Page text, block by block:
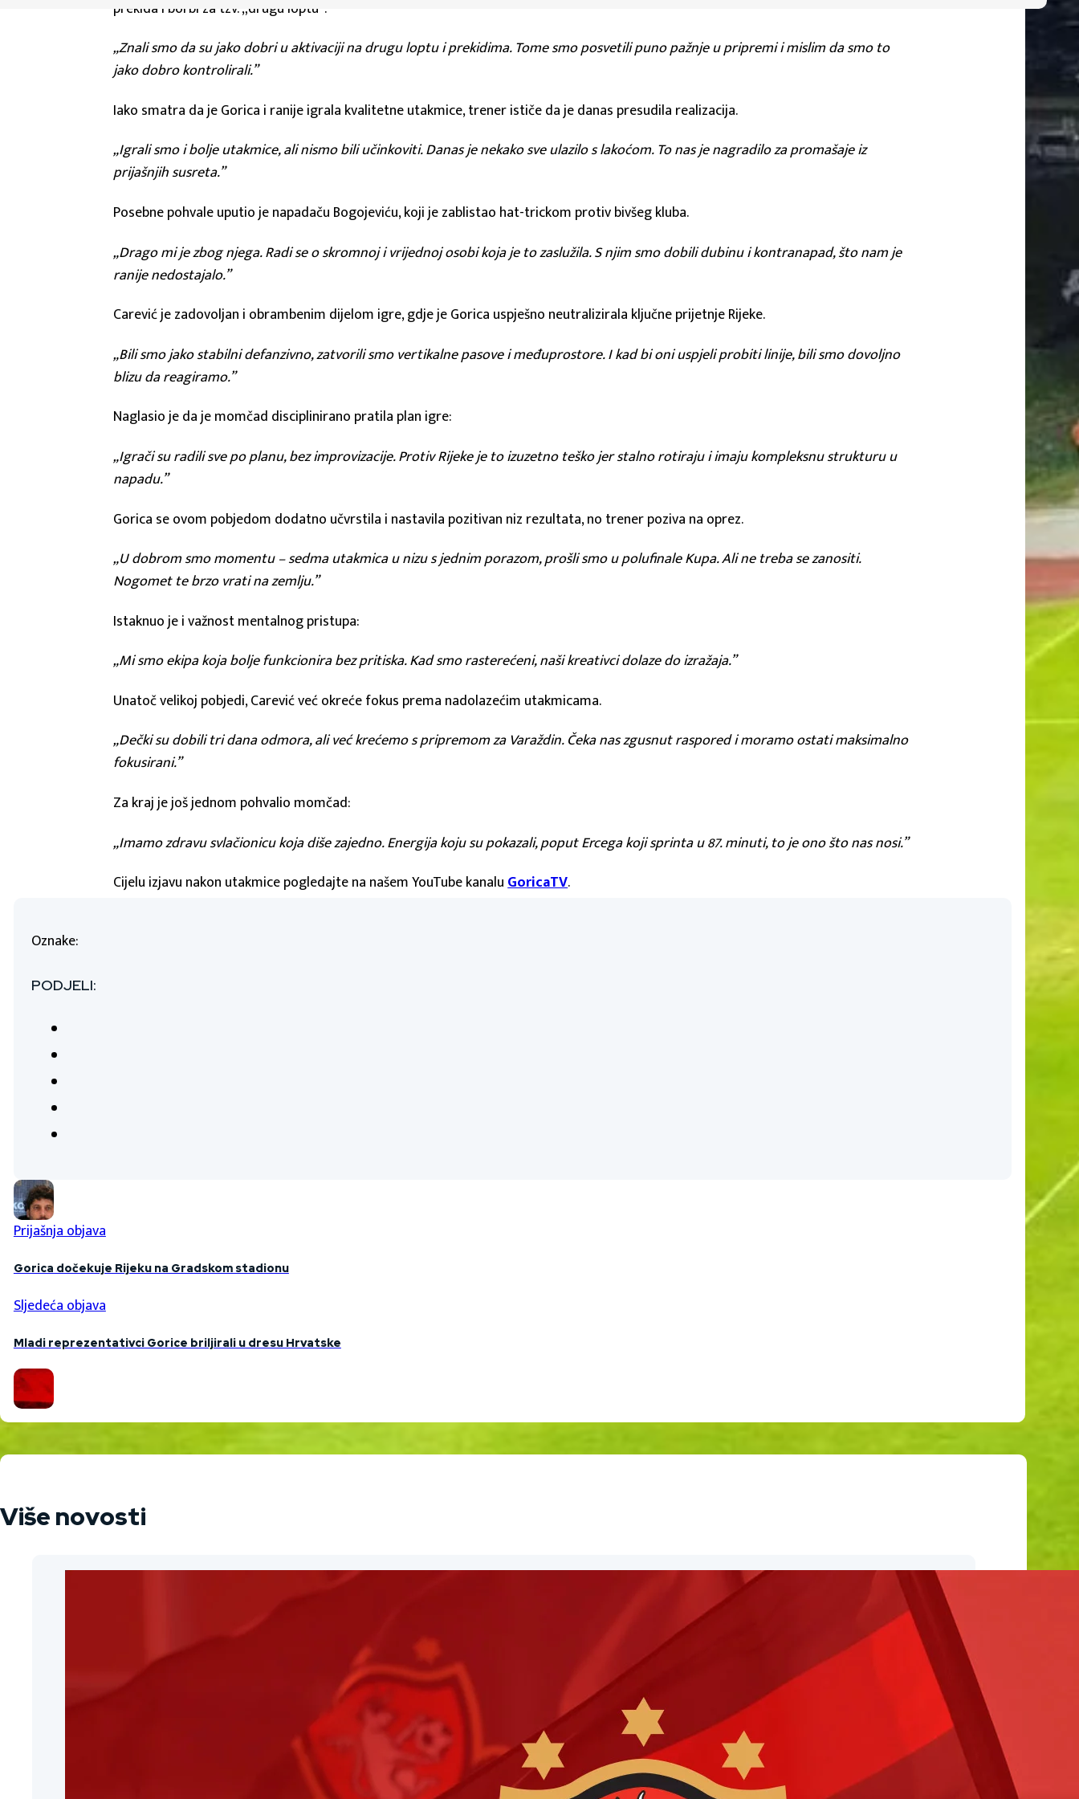
prekida i borbi za tzv. „drugu loptu”.
„Znali smo da su jako dobri u aktivaciji na drugu loptu i prekidima. Tome smo posvetili puno pažnje u pripremi i mislim da smo to
jako dobro kontrolirali.”
Iako smatra da je Gorica i ranije igrala kvalitetne utakmice, trener ističe da je danas presudila realizacija.
„Igrali smo i bolje utakmice, ali nismo bili učinkoviti. Danas je nekako sve ulazilo s lakoćom. To nas je nagradilo za promašaje iz
prijašnjih susreta.”
Posebne pohvale uputio je napadaču Bogojeviću, koji je zablistao hat-trickom protiv bivšeg kluba.
„Drago mi je zbog njega. Radi se o skromnoj i vrijednoj osobi koja je to zaslužila. S njim smo dobili dubinu i kontranapad, što nam je
ranije nedostajalo.”
Carević je zadovoljan i obrambenim dijelom igre, gdje je Gorica uspješno neutralizirala ključne prijetnje Rijeke.
„Bili smo jako stabilni defanzivno, zatvorili smo vertikalne pasove i međuprostore. I kad bi oni uspjeli probiti linije, bili smo dovoljno
blizu da reagiramo.”
Naglasio je da je momčad disciplinirano pratila plan igre:
„Igrači su radili sve po planu, bez improvizacije. Protiv Rijeke je to izuzetno teško jer stalno rotiraju i imaju kompleksnu strukturu u
napadu.”
Gorica se ovom pobjedom dodatno učvrstila i nastavila pozitivan niz rezultata, no trener poziva na oprez.
„U dobrom smo momentu – sedma utakmica u nizu s jednim porazom, prošli smo u polufinale Kupa. Ali ne treba se zanositi.
Nogomet te brzo vrati na zemlju.”
Istaknuo je i važnost mentalnog pristupa:
„Mi smo ekipa koja bolje funkcionira bez pritiska. Kad smo rasterećeni, naši kreativci dolaze do izražaja.”
Unatoč velikoj pobjedi, Carević već okreće fokus prema nadolazećim utakmicama.
„Dečki su dobili tri dana odmora, ali već krećemo s pripremom za Varaždin. Čeka nas zgusnut raspored i moramo ostati maksimalno
fokusirani.”
Za kraj je još jednom pohvalio momčad:
„Imamo zdravu svlačionicu koja diše zajedno. Energija koju su pokazali, poput Ercega koji sprinta u 87. minuti, to je ono što nas nosi.”
Cijelu izjavu nakon utakmice pogledajte na našem YouTube kanaluGoricaTV.
Oznake:
PODJELI:
Prijašnja objava
Gorica dočekuje Rijeku na Gradskom stadionu
Sljedeća objava
Mladi reprezentativci Gorice briljirali u dresu Hrvatske
Više novosti